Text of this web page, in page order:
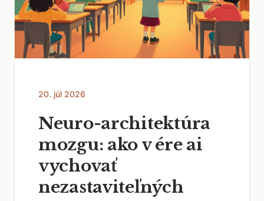
20. júl 2026
Neuro-architektúra
mozgu: ako v ére ai
vychovať
nezastaviteľných